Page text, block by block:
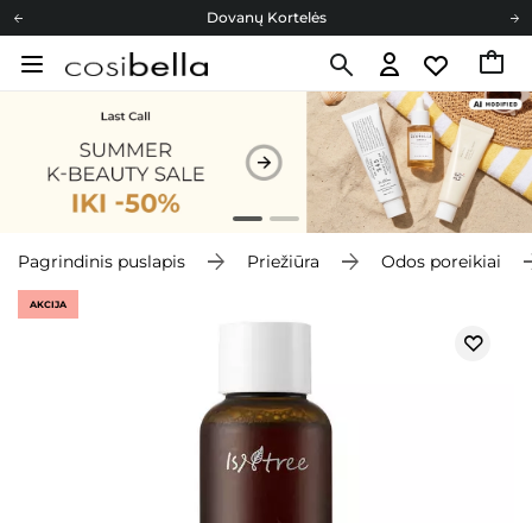
Dovanų Kortelės
Cosibella lojalumo programa
Dovanų Kortelės
Pagrindinis puslapis Priežiūra Odos poreikiai
AKCIJA